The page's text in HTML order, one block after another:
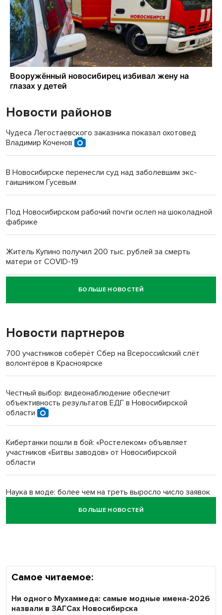
Новости районов
Чудеса Легостаевского заказника показал охотовед
Владимир Коченов
В Новосибирске перенесли суд над заболевшим экс-
гаишником Гусевым
Под Новосибирском рабочий почти ослеп на шоколадной
фабрике
Житель Купино получил 200 тыс. рублей за смерть
матери от COVID-19
Новосибирский суд наказал водителя за смерть
пенсионерки на вокзале
«Мы живём на пастбище!»: в новосибирском селе лошади
терроризируют жителей
Инвалид получил условный срок за избиение врачей
Новосибирский преподаватель с женой вошли в топ-16
многодетных в России
Обновлённое отделение ВТБ открылось в Искитиме
БОЛЬШЕ НОВОСТЕЙ
Новости партнеров
700 участников соберёт Сбер на Всероссийский слёт
волонтёров в Красноярске
Честный выбор: видеонаблюдение обеспечит
объективность результатов ЕДГ в Новосибирской
области
Кибертанки пошли в бой: «Ростелеком» объявляет
участников «Битвы заводов» от Новосибирской
области
Наука в моде: более чем на треть выросло число заявок
БОЛЬШЕ НОВОСТЕЙ
Самое читаемое:
Ни одного Мухаммеда: самые модные имена-2026
назвали в ЗАГСах Новосибирска